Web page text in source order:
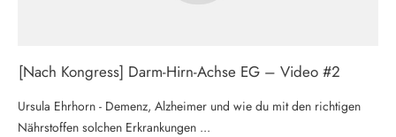
[Nach Kongress] Darm-Hirn-Achse EG – Video #2
Ursula Ehrhorn - Demenz, Alzheimer und wie du mit den richtigen
Nährstoffen solchen Erkrankungen ...